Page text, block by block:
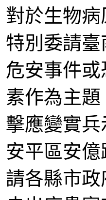
對於生物
特別委請
危安事件
素作為主
擊應變實兵
安平區安
請各縣市